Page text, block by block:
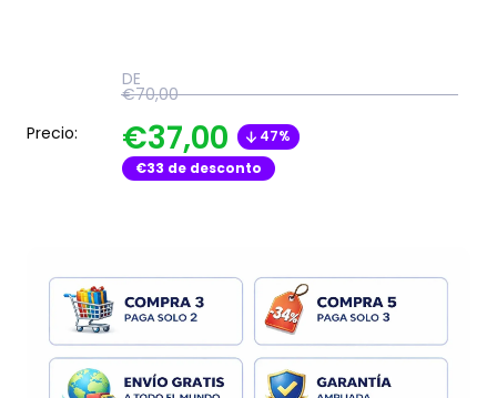
Precio:
DE
€70,00
€37,00
47%
€33 de desconto